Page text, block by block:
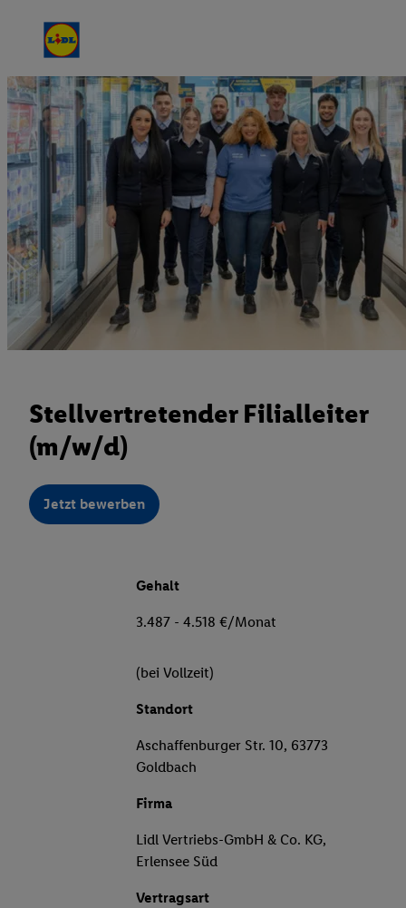
Stellvertretender Filialleiter
(m/w/d)
Jetzt bewerben
Gehalt
3.487 - 4.518 €/Monat
(bei Vollzeit)
Standort
Aschaffenburger Str. 10, 63773
Goldbach
Firma
Lidl Vertriebs-GmbH & Co. KG,
Erlensee Süd
Vertragsart